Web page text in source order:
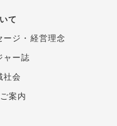
て
ージ ・ 経営理念
ャー誌
社会
案内